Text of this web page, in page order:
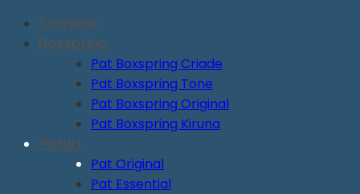
Somiere
Boxspring
Pat Boxspring Criade
Pat Boxspring Tone
Pat Boxspring Original
Pat Boxspring Kiruna
Paturi
Pat Original
Pat Essential